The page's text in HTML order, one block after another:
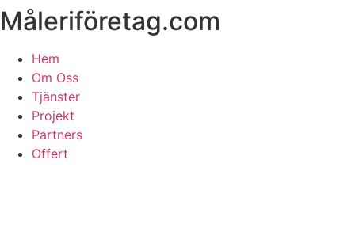
Skip
to
content
Måleriföretag.com
Hem
Om Oss
Tjänster
Projekt
Partners
Offert